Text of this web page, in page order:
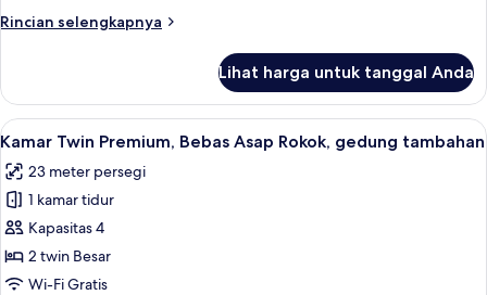
Asap
tambahan
Rincian selengkapnya
Rincian
Kamar
Twin
Keluarga,
Asap
Rokok,
gedung
tambahan
Lihat harga untuk tanggal Anda
Lihat
semua
foto
untuk
Kamar
Twin
Premium,
Brankas, meja kerja, setrika/meja
7
Kamar Twin Premium, Bebas Asap Rokok, gedung tambahan
23 meter persegi
1 kamar tidur
Kapasitas 4
2 twin Besar
Wi-Fi Gratis